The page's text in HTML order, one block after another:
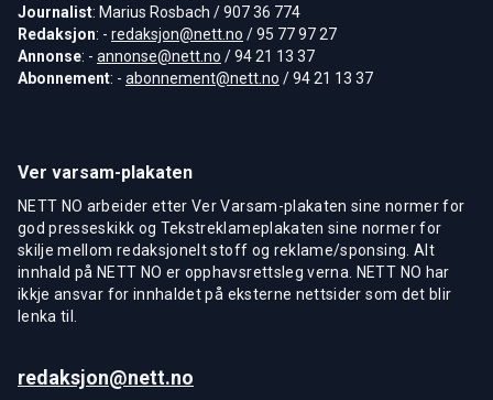
Journalist: Marius Rosbach / 907 36 774
Redaksjon: - redaksjon@nett.no / 95 77 97 27
Annonse: - annonse@nett.no / 94 21 13 37
Abonnement: - abonnement@nett.no / 94 21 13 37
Ver varsam-plakaten
NETT NO arbeider etter Ver Varsam-plakaten sine normer for
god presseskikk og Tekstreklameplakaten sine normer for
skilje mellom redaksjonelt stoff og reklame/sponsing. Alt
innhald på NETT NO er opphavsrettsleg verna. NETT NO har
ikkje ansvar for innhaldet på eksterne nettsider som det blir
lenka til.
redaksjon@nett.no